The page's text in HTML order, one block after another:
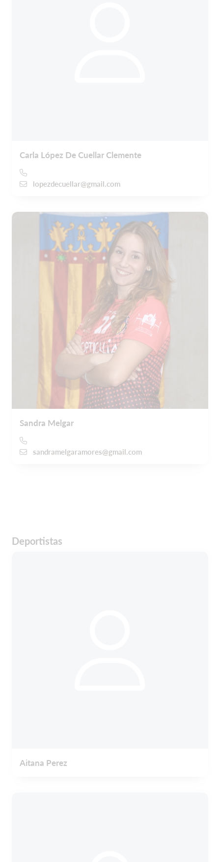
Carla López De Cuellar Clemente
lopezdecuellar@gmail.com
Sandra Melgar
sandramelgaramores@gmail.com
Deportistas
Aitana Perez